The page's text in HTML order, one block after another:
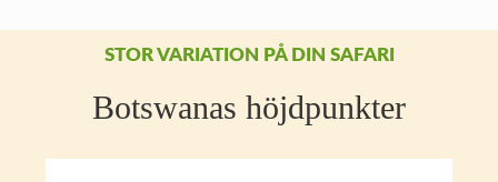
STOR VARIATION PÅ DIN SAFARI
Botswanas höjdpunkter